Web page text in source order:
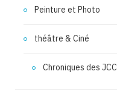
Peinture et Photo
théâtre & Ciné
Chroniques des JCC